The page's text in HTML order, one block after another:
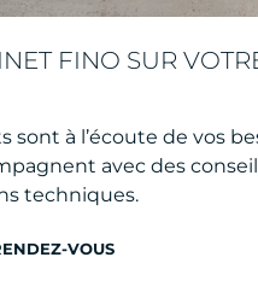
FINO SUR
sont à l’écoute de vos
avec des
techniques.
VOUS